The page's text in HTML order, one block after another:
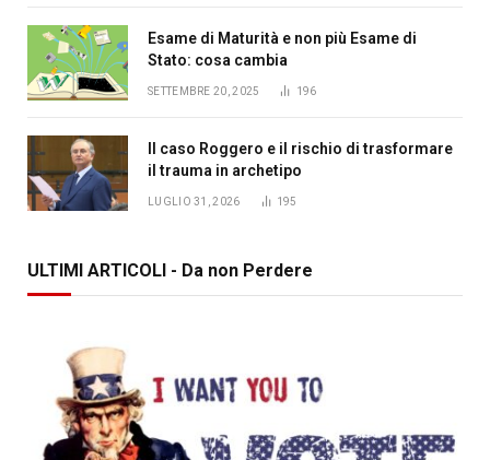
Esame di Maturità e non più Esame di
Stato: cosa cambia
SETTEMBRE 20, 2025 196
Il caso Roggero e il rischio di trasformare
il trauma in archetipo
LUGLIO 31, 2026 195
ULTIMI ARTICOLI - Da non Perdere